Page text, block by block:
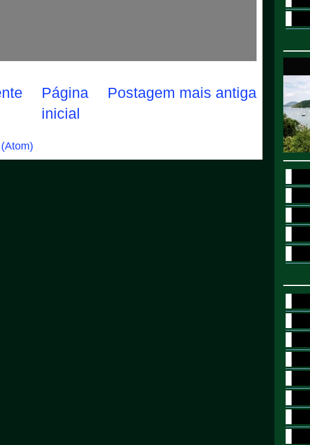
Postagem mais antiga
Página
inicial